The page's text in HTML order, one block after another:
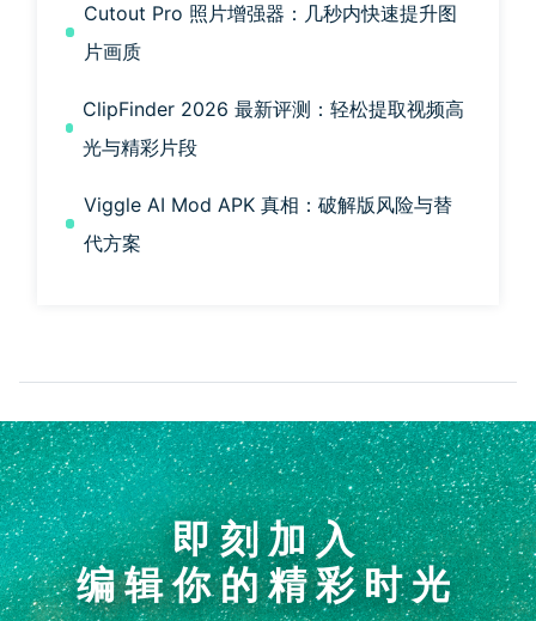
Cutout Pro 照片增强器：几秒内快速提升图
片画质
ClipFinder 2026 最新评测：轻松提取视频高
光与精彩片段
Viggle AI Mod APK 真相：破解版风险与替
代方案
即刻加入
编辑你的精彩时光